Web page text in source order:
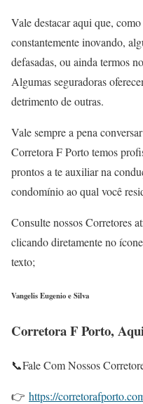
Vale destacar aqui que, como
constantemente inovando,
defasadas, ou ainda termos
Algumas seguradoras
detrimento de outras.
Vale sempre a pena
Corretora F Porto temos
prontos a te auxiliar na
condomínio ao qual você
Consulte nossos Corretores
clicando diretamente no
texto;
Vangelis Eugenio e Silva
Corretora F Porto,
📞Fale Com Nossos
👉 https://